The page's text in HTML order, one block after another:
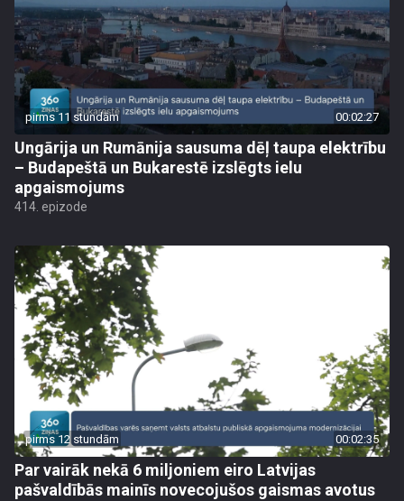
pirms 11 stundām 00:02:27
Ungārija un Rumānija sausuma dēļ taupa elektrību
– Budapeštā un Bukarestē izslēgts ielu
apgaismojums
414. epizode
pirms 12 stundām 00:02:35
Par vairāk nekā 6 miljoniem eiro Latvijas
pašvaldībās mainīs novecojušos gaismas avotus